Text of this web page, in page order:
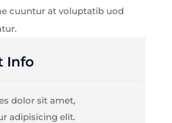
cuuntur at voluptatib uod
Info
dolor sit amet,
adipisicing elit.